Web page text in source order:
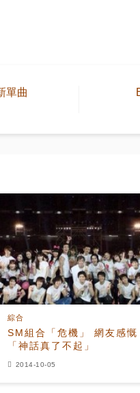
單曲
SM組合「危機」 網友感慨
「神話真了不起」
綜合
2014-10-05